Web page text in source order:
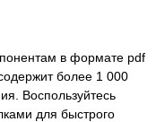
в формате pdf
более 1 000
Воспользуйтесь
для быстрого